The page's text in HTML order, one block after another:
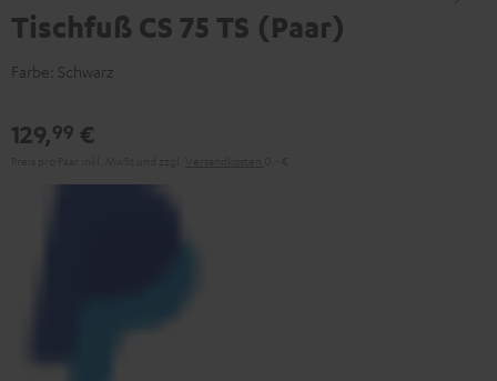
Tischfuß CS 75 TS (Paar)
Farbe: Schwarz
129,99 €